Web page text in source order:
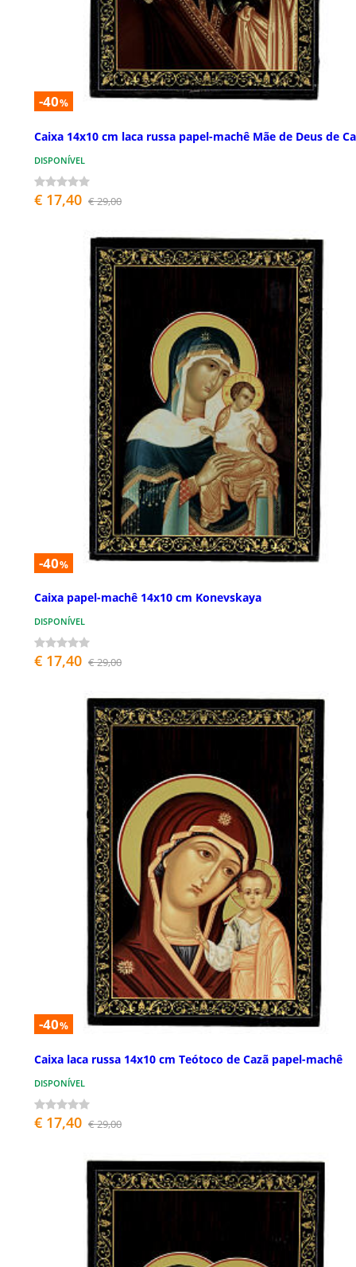
-40%
Caixa 14x10 cm laca russa papel-machê Mãe de Deus de
DISPONÍVEL
€ 17,40 € 29,00
-40%
Caixa papel-machê 14x10 cm Konevskaya
DISPONÍVEL
€ 17,40 € 29,00
-40%
Caixa laca russa 14x10 cm Teótoco de Cazã papel-machê
DISPONÍVEL
€ 17,40 € 29,00